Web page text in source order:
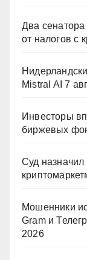
Два
от налогов с
Mistral AI 7
Инвесторы
биржевых
Суд назначил
Мошенники
Gram и
2026